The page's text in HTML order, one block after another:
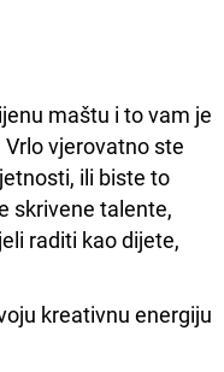
maštu i to vam je
vjerovatno ste
ili biste to
skrivene talente,
raditi kao dijete,
kreativnu energiju